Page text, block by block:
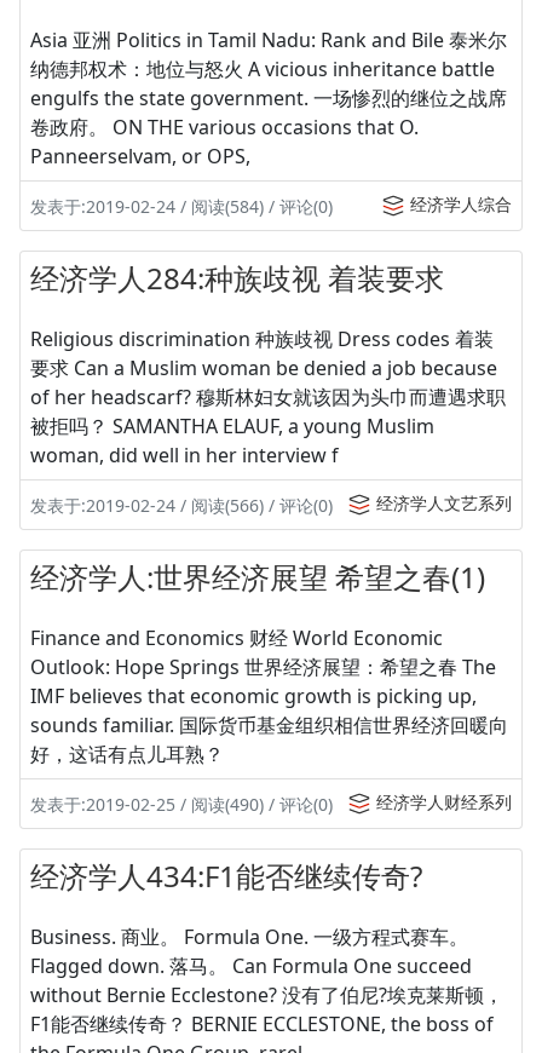
Asia 亚洲 Politics in Tamil Nadu: Rank and Bile 泰米尔
纳德邦权术：地位与怒火 A vicious inheritance battle
engulfs the state government. 一场惨烈的继位之战席
卷政府。 ON THE various occasions that O.
Panneerselvam, or OPS,
发表于:2019-02-24 / 阅读(584) / 评论(0) 经济学人综合
经济学人284:种族歧视 着装要求
Religious discrimination 种族歧视 Dress codes 着装
要求 Can a Muslim woman be denied a job because
of her headscarf? 穆斯林妇女就该因为头巾而遭遇求职
被拒吗？ SAMANTHA ELAUF, a young Muslim
woman, did well in her interview f
发表于:2019-02-24 / 阅读(566) / 评论(0) 经济学人文艺系列
经济学人:世界经济展望 希望之春(1)
Finance and Economics 财经 World Economic
Outlook: Hope Springs 世界经济展望：希望之春 The
IMF believes that economic growth is picking up,
sounds familiar. 国际货币基金组织相信世界经济回暖向
好，这话有点儿耳熟？
发表于:2019-02-25 / 阅读(490) / 评论(0) 经济学人财经系列
经济学人434:F1能否继续传奇?
Business. 商业。 Formula One. 一级方程式赛车。
Flagged down. 落马。 Can Formula One succeed
without Bernie Ecclestone? 没有了伯尼?埃克莱斯顿，
F1能否继续传奇？ BERNIE ECCLESTONE, the boss of